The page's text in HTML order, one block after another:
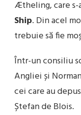
Ætheling, care
Ship. Din acel
trebuie să fie
Într-un consiliu
Angliei și
cei care au
Ștefan de Blois.